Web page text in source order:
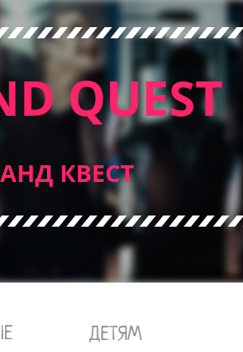
QUEST
КВЕСТ
ДЕТЯМ